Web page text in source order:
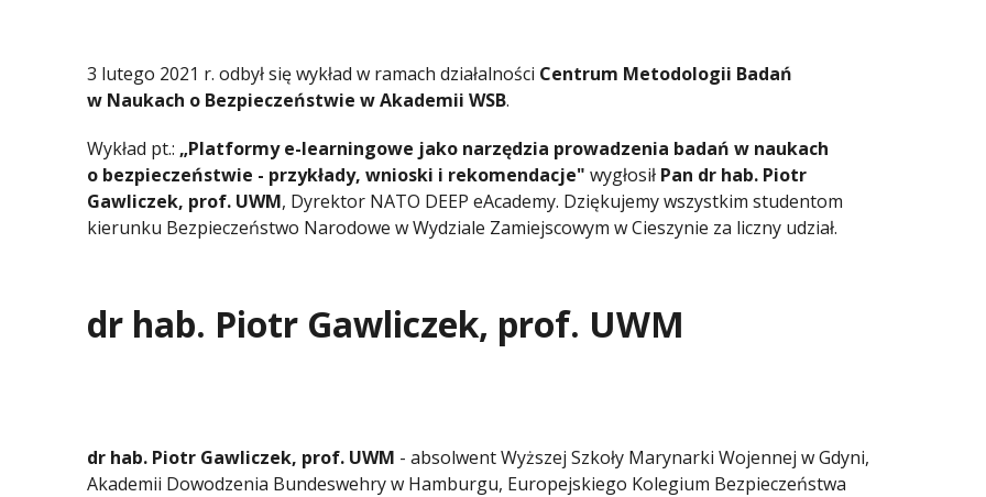
3 lutego 2021 r. odbył się wykład w ramach działalności Centrum Metodologii Badań
w Naukach o Bezpieczeństwie w Akademii WSB.
Wykład pt.: „Platformy e-learningowe jako narzędzia prowadzenia badań w naukach
o bezpieczeństwie - przykłady, wnioski i rekomendacje" wygłosił Pan dr hab. Piotr
Gawliczek, prof. UWM, Dyrektor NATO DEEP eAcademy. Dziękujemy wszystkim studentom
kierunku Bezpieczeństwo Narodowe w Wydziale Zamiejscowym w Cieszynie za liczny udział.
dr hab. Piotr Gawliczek, prof. UWM
dr hab. Piotr Gawliczek, prof. UWM - absolwent Wyższej Szkoły Marynarki Wojennej w Gdyni,
Akademii Dowodzenia Bundeswehry w Hamburgu, Europejskiego Kolegium Bezpieczeństwa